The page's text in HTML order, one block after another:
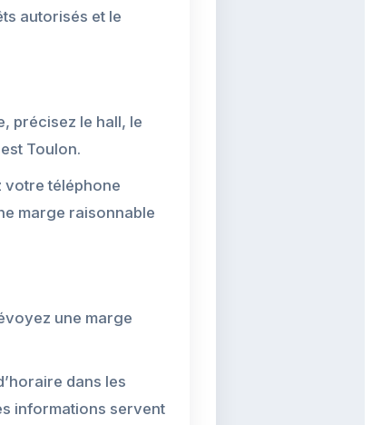
autorisés et le
précisez le hall, le
Toulon.
votre téléphone
marge raisonnable
une marge
dans les
informations servent